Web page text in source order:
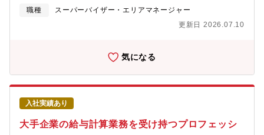
取り巻く状況も大きく変化しています。このような背景から、私
観」の変革が必要とされています。 このような背景から、即戦力
「ビズリーチ」は「雇用の流動化」という側面から支援すること
で「ビジネスパーソンのキャリアの可能性と選択肢を最大化」を
目指しています。今回はそんな想いに賛同し、一緒に事業を創っ
てくれるメンバーを募集中です。【配属部門】ビズリーチ事業部
カスタマーサービス＆ソリューション部 カスタマーエンゲージメ
ントグループ【職務内容】転職サイト「ビズリーチ」のカスタマ
ーサービス&ソリューション部門において、顧客対応の品質・生産
性を高める仕組みを設計・推進するポジションです。メール・電
職種
スーパーバイザー・エリアマネージャー
更新日 2026.07.10
気になる
入社実績あり
大手企業の給与計算業務を受け持つプロフェッシ